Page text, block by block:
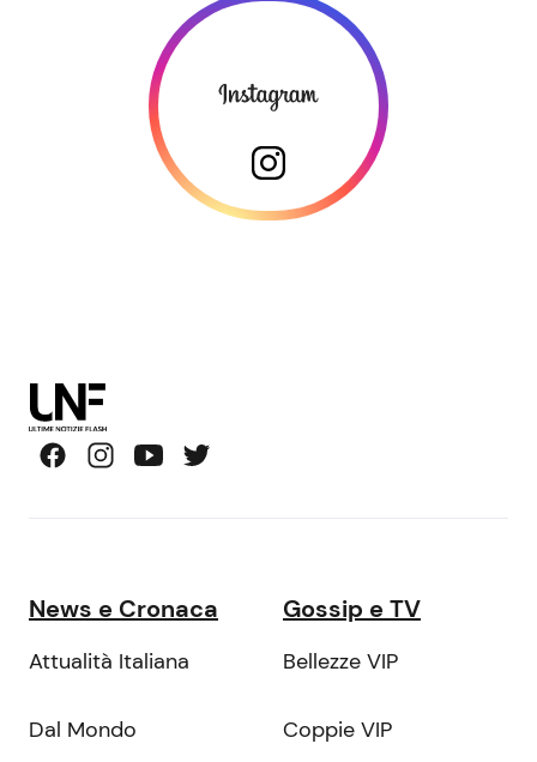
News e Cronaca
Attualità Italiana
Dal Mondo
Gossip e TV
Bellezze VIP
Coppie VIP